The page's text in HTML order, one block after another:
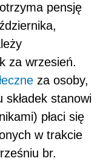
pensję
za wrzesień.
za osoby,
stanowi
płaci się
w trakcie
br.